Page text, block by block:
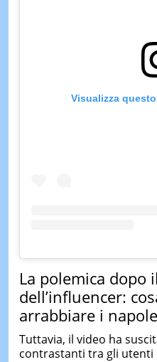
Visualizza
La polemica dopo
dell’influencer:
arrabbiare i
Tuttavia, il video ha
contrastanti tra gli utenti